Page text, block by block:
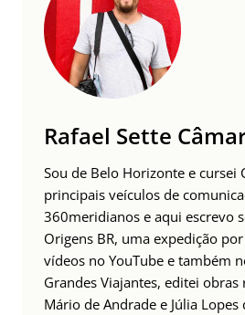
Rafael Sette
Sou de Belo Horizonte e cursei
principais veículos de
360meridianos e aqui escrevo
Origens BR, uma expedição
vídeos no YouTube e também
Grandes Viajantes, editei
Mário de Andrade e Júlia